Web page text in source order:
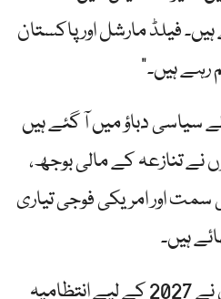
فیلڈ مارشل اور پاکستان
رہے ہیں۔”
سیاسی دباؤ میں آ گئے ہیں
نے تنازعہ کے مالی بوجھ،
اور امریکی فوجی تیاری
ہیں۔
کیپیٹل ہل پر، قانون سازوں نے 2027 کے لیے انتظامیہ